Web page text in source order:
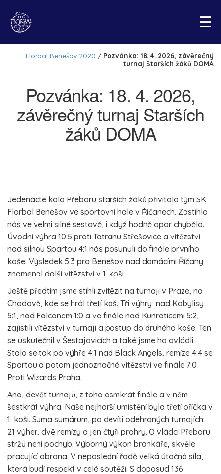
☰
Pozvánka: 18. 4. 2026,
závěrečný turnaj Starších
žáků DOMA
Jedenácté kolo Přeboru starších žáků přivítalo tým SK
Florbal Benešov ve sportovní hale v Říčanech. Zastihlo
nás ve velmi silné sestavě, i když hodně opor chybělo.
Úvodní výhra 10:5 proti Tatranu Střešovice a vítězství
nad silnou Spartou 4:1 nás posunuli do finále prvního
koše. Výsledek 5:3 pro Benešov nad domácími Říčany
znamenal další vítězství v 1. koši.
Ještě předtím jsme stihli zvítězit na turnaji v Praze, na
Chodově, kde se hrál třetí koš. Tři výhry; nad Kobylisy
5:1, nad Falconem 1:0 a ve finále nad Kunraticemi 5:2,
zajistili vítězství v turnaji a postup do druhého koše. Ten
se uskutečnil v Šestajovicích a také jsme ho ovládli.
Stalo se tak po výhře 4:1 nad Black Angels, remíze 4:4 se
Spartou a potom jednoznačné vítězství ve finále 7:0
Proti Wizards Praha.
Ano, devět turnajů, z toho osmkrát finále a v něm
šestkrát výhra. Naše nejhorší umístění byla třetí příčka v
1. koši. Suma sumárum, po devíti odehraných turnajích:
21 výher, dvě remízy a jen čtyři prohry. O vládci Přeboru
stržů není pochyb. Výborný výkon brankáře, skvěle
pracující obrana. V neposlední řadě velká útočná síla,
která budí respekt v celé soutěži. S doposud 136